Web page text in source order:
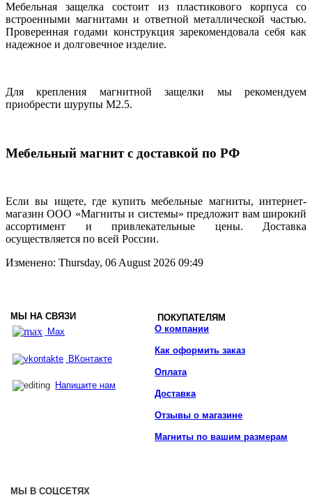
Мебельная защелка состоит из пластикового корпуса со
встроенными магнитами и ответной металлической частью.
Проверенная годами конструкция зарекомендовала себя как
надежное и долговечное изделие.
Для крепления магнитной защелки мы рекомендуем
приобрести шурупы М2.5.
Мебельный магнит с доставкой по РФ
Если вы ищете, где купить мебельные магниты, интернет-
магазин ООО «Магниты и системы» предложит вам широкий
ассортимент и привлекательные цены. Доставка
осуществляется по всей России.
Изменено: Thursday, 06 August 2026 09:49
МЫ НА СВЯЗИ
ПОКУПАТЕЛЯМ
Max
ВКонтакте
Напишите нам
О компании
Как оформить заказ
Оплата
Доставка
Отзывы о магазине
Магниты по вашим размерам
МЫ В СОЦСЕТЯХ